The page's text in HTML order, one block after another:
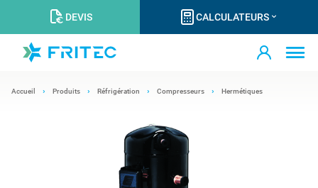
DEVIS CALCULATEURS
Accueil Produits Réfrigération Compresseurs Hermétiques